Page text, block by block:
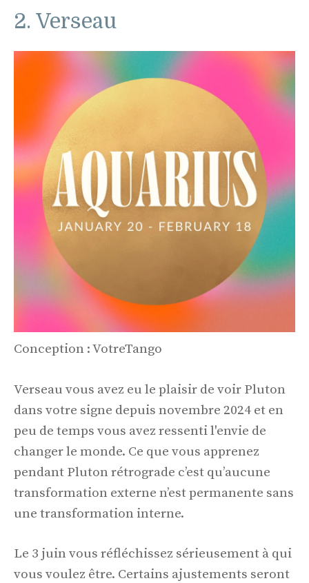
2. Verseau
Conception : VotreTango
Verseau vous avez eu le plaisir de voir Pluton
dans votre signe depuis novembre 2024 et en
peu de temps vous avez ressenti l'envie de
changer le monde. Ce que vous apprenez
pendant Pluton rétrograde c’est qu’aucune
transformation externe n’est permanente sans
une transformation interne.
Le 3 juin vous réfléchissez sérieusement à qui
vous voulez être. Certains ajustements seront